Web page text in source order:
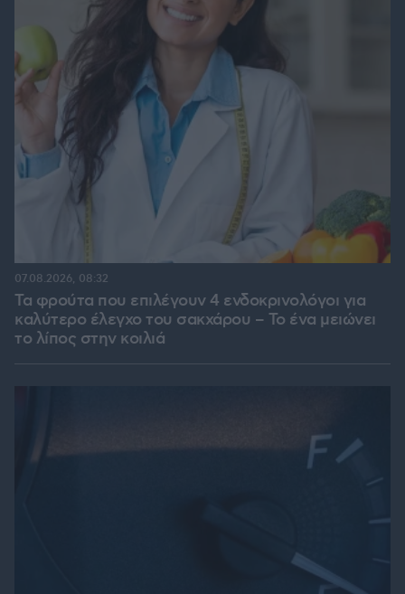
Τα φρούτα που επιλέγουν 4 ενδοκρινολόγοι για
καλύτερο έλεγχο του σακχάρου – Το ένα μειώνει
το λίπος στην κοιλιά
07.08.2026, 08:32